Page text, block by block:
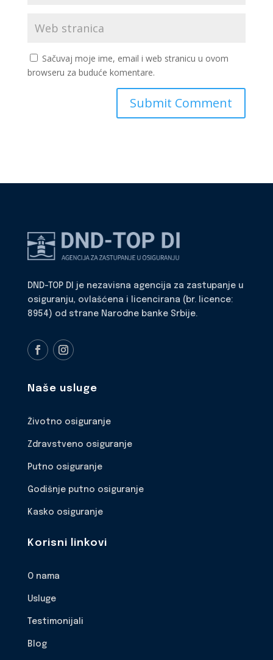
Sačuvaj moje ime, email i web stranicu u ovom
browseru za buduće komentare.
DND-TOP DI je nezavisna agencija za zastupanje u
osiguranju, ovlašćena i licencirana (br. licence:
8954) od strane Narodne banke Srbije.
Naše usluge
Životno osiguranje
Zdravstveno osiguranje
Putno osiguranje
Godišnje putno osiguranje
Kasko osiguranje
Korisni linkovi
O nama
Usluge
Testimonijali
Blog